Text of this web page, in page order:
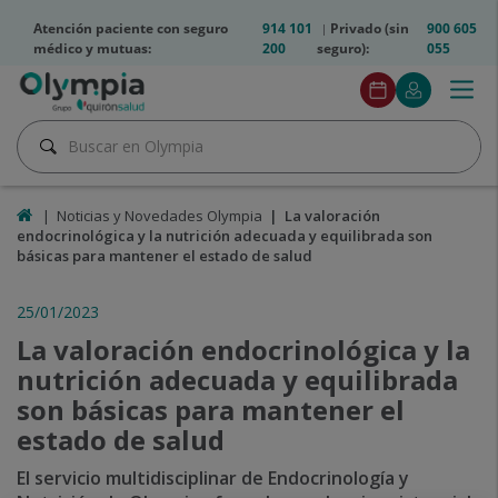
olympia2-
telfs
914 101
200
Atención paciente con seguro
médico y mutuas:
900 605
055
Privado (sin
seguro):
Buscar
Buscar
Olympia2
btn
Pedir
Pedir
cita
Mi
Menú
InicioNoticias y Novedades Olympia
La valoración
endocrinológica y la nutrición adecuada y equilibrada son
básicas para mantener el estado de salud
25/01/2023
La valoración endocrinológica y la
nutrición adecuada y equilibrada
son básicas para mantener el
estado de salud
El servicio multidisciplinar de Endocrinología y